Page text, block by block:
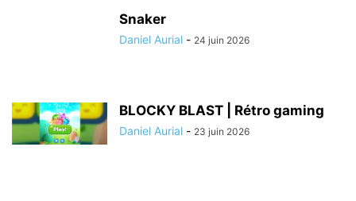
Snaker
Daniel Aurial - 24 juin 2026
BLOCKY BLAST | Rétro gaming
Daniel Aurial - 23 juin 2026